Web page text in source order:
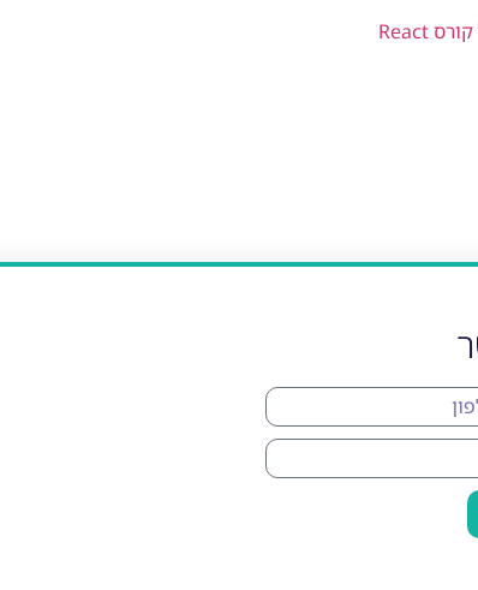
קורס React